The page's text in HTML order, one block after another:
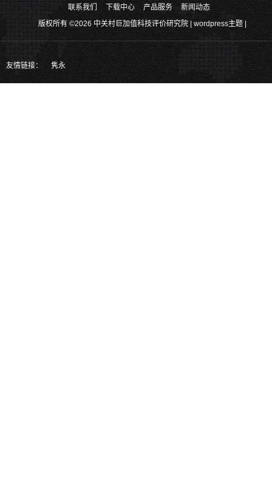
新理论、新体系和新
产品的研发。
关注官方二维码、掌握更多最新实时
消息
也可以通过以下方式关注我们
联系我们 下载中心 产品服务
新闻动态
版权所有 ©2026 中关村巨加值科技评价研究院 |wordpress主题|
友情链接： 隽永